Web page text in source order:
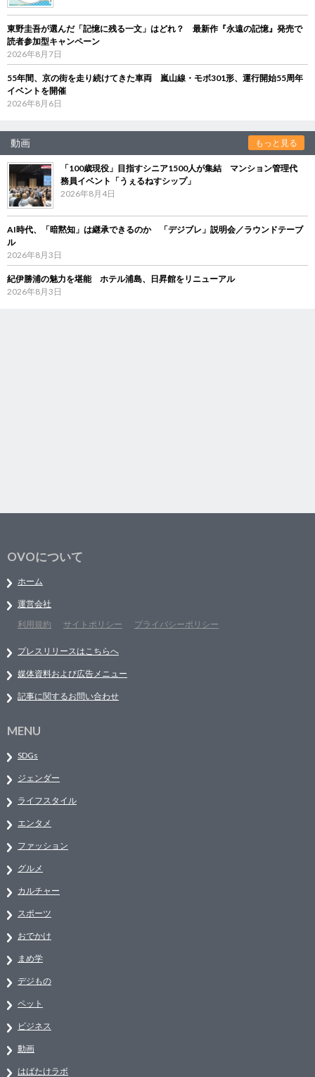
東野圭吾が選んだ「記憶に残る一文」はどれ？ 最新作『永遠の記憶』発売で
読者参加型キャンペーン
2026年8月7日
55年間、京の街を走り続けてきた車両 嵐山線・モボ301形、運行開始55周年
イベントを開催
2026年8月6日
動画 もっと見る
「100歳現役」目指すシニア1500人が集結 マンション管理代
務員イベント「うぇるねすシップ」
2026年8月4日
AI時代、「暗黙知」は継承できるのか 「デジブレ」説明会／ラウンドテーブ
ル
2026年8月3日
紀伊勝浦の魅力を堪能 ホテル浦島、日昇館をリニューアル
2026年8月3日
OVOについて
ホーム
運営会社
利用規約
サイトポリシー プライバシーポリシー
プレスリリースはこちらへ
媒体資料および広告メニュー
記事に関するお問い合わせ
MENU
SDGs
ジェンダー
ライフスタイル
エンタメ
ファッション
グルメ
カルチャー
スポーツ
おでかけ
まめ学
デジもの
ペット
ビジネス
動画
はばたけラボ